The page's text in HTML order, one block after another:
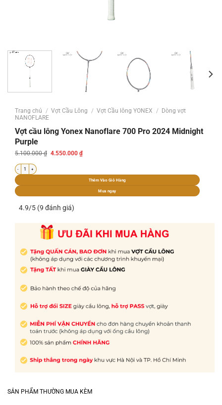
Trang chủ / Vợt Cầu Lông / Vợt Cầu lông YONEX /
Dòng vợt
NANOFLARE
Vợt cầu lông Yonex Nanoflare 700 Pro 2024 Midnight
Purple
5.100.000₫ Giá
4.550.000 ₫Giá
hiện
4.550.000 ₫.
Vợt cầu lông Yonex Nanoflare 700 Pro 2024 Midnight Purple số lượng
Thêm Vào Giỏ Hàng
Mua ngay
4.9/5 (9 đánh giá)
SẢN PHẨM THƯỜNG MUA KÈM